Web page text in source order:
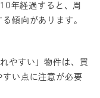
年経過すると、周
傾向があります。
やすい」物件は、買
い点に注意が必要